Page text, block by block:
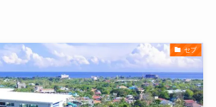
セブ